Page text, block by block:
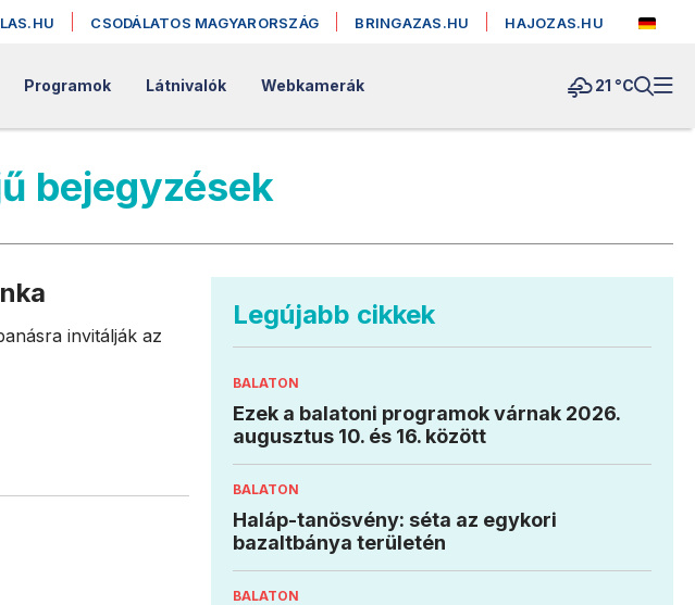
CSODÁLATOS MAGYARORSZÁG BRINGAZAS.HU HAJOZAS.HU
Programok Látnivalók Webkamerák 21 °C
bejegyzések
invitálják az
Legújabb cikkek
BALATON
Ezek a balatoni programok várnak 2026.
augusztus 10. és 16. között
BALATON
Haláp-tanösvény: séta az egykori
bazaltbánya területén
BALATON